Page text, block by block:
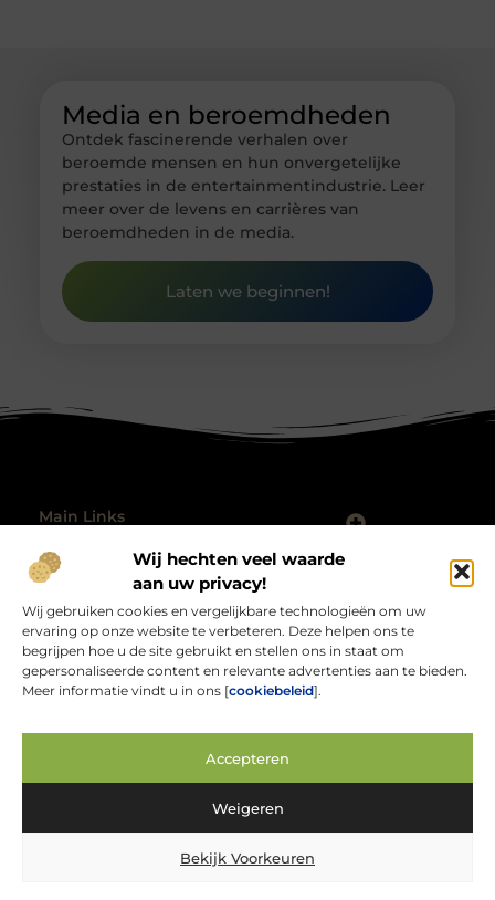
Wij hechten veel waarde
aan uw privacy!
Wij gebruiken cookies en vergelijkbare technologieën om uw
ervaring op onze website te verbeteren. Deze helpen ons te
begrijpen hoe u de site gebruikt en stellen ons in staat om
gepersonaliseerde content en relevante advertenties aan te bieden.
Meer informatie vindt u in ons [cookiebeleid].
Accepteren
Weigeren
Bekijk Voorkeuren
Media en beroemdheden
Ontdek fascinerende verhalen over
beroemde mensen en hun onvergetelijke
prestaties in de entertainmentindustrie. Leer
meer over de levens en carrières van
beroemdheden in de media.
Laten we beginnen!
Main Links
@2025 All Right Reserved.
www.rabocupnoorddrenthe.nl.
Bericht categorie
Rabocupnoorddrenthe.nl – Jouw bron van
en verrassend maakt.